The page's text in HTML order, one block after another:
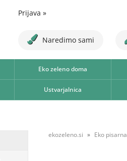
Prijava »
Naredimo sami
Eko zeleno doma
Ustvarjalnica
ekozeleno.si Eko pisarna